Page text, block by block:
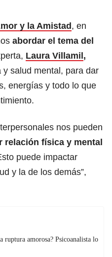
y la Amistad, en
abordar el tema del
Laura Villamil,
salud mental, para dar
energías y todo lo que
nos pueden
relación física y mental
puede impactar
y la de los demás”,
ruptura amorosa? Psicoanalista lo